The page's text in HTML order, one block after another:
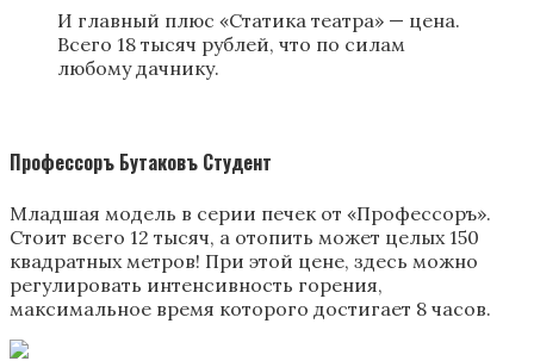
И главный плюс «Статика театра» — цена.
Всего 18 тысяч рублей, что по силам
любому дачнику.
Профессоръ Бутаковъ Студент
Младшая модель в серии печек от «Профессоръ».
Стоит всего 12 тысяч, а отопить может целых 150
квадратных метров! При этой цене, здесь можно
регулировать интенсивность горения,
максимальное время которого достигает 8 часов.